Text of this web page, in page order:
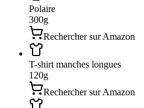
Polaire
300g
Rechercher sur Amazon
T-shirt manches longues
120g
Rechercher sur Amazon